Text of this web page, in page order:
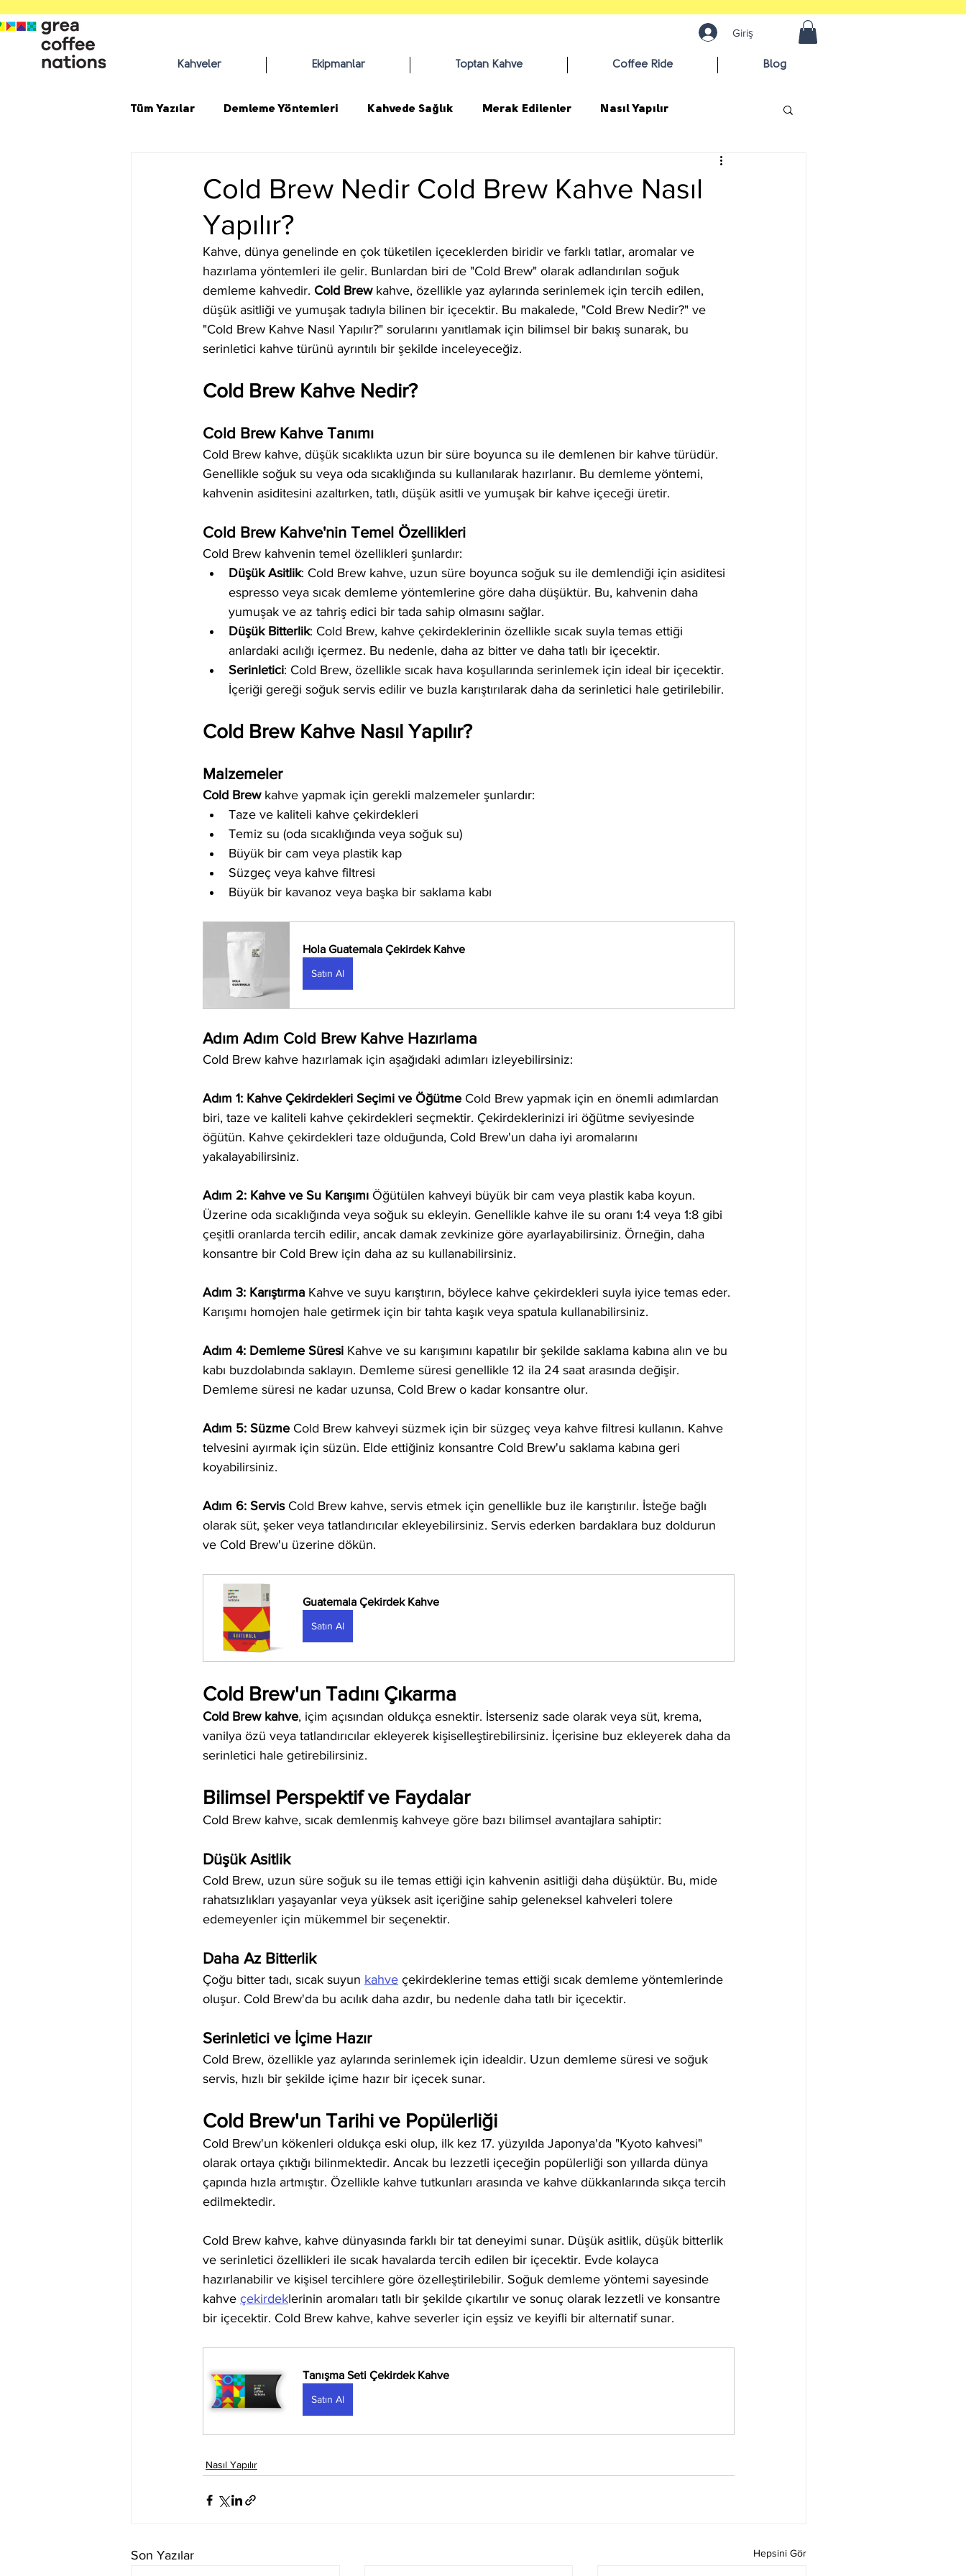
Giriş
Kahveler Ekipmanlar Toptan Kahve Coffee Ride Blog
Tüm Yazılar Demleme Yöntemleri Kahvede Sağlık Merak Edilenler Nasıl Yapılır
Cold Brew Nedir Cold Brew Kahve Nasıl
Yapılır?
Kahve, dünya genelinde en çok tüketilen içeceklerden biridir ve farklı tatlar, aromalar ve
hazırlama yöntemleri ile gelir. Bunlardan biri de "Cold Brew" olarak adlandırılan soğuk
demleme kahvedir. Cold Brew kahve, özellikle yaz aylarında serinlemek için tercih edilen,
düşük asitliği ve yumuşak tadıyla bilinen bir içecektir. Bu makalede, "Cold Brew Nedir?" ve
"Cold Brew Kahve Nasıl Yapılır?" sorularını yanıtlamak için bilimsel bir bakış sunarak, bu
serinletici kahve türünü ayrıntılı bir şekilde inceleyeceğiz.
Cold Brew Kahve Nedir?
Cold Brew Kahve Tanımı
Cold Brew kahve, düşük sıcaklıkta uzun bir süre boyunca su ile demlenen bir kahve türüdür.
Genellikle soğuk su veya oda sıcaklığında su kullanılarak hazırlanır. Bu demleme yöntemi,
kahvenin asiditesini azaltırken, tatlı, düşük asitli ve yumuşak bir kahve içeceği üretir.
Cold Brew Kahve'nin Temel Özellikleri
Cold Brew kahvenin temel özellikleri şunlardır:
Düşük Asitlik: Cold Brew kahve, uzun süre boyunca soğuk su ile demlendiği için asiditesi
espresso veya sıcak demleme yöntemlerine göre daha düşüktür. Bu, kahvenin daha
yumuşak ve az tahriş edici bir tada sahip olmasını sağlar.
Düşük Bitterlik: Cold Brew, kahve çekirdeklerinin özellikle sıcak suyla temas ettiği
anlardaki acılığı içermez. Bu nedenle, daha az bitter ve daha tatlı bir içecektir.
Serinletici: Cold Brew, özellikle sıcak hava koşullarında serinlemek için ideal bir içecektir.
İçeriği gereği soğuk servis edilir ve buzla karıştırılarak daha da serinletici hale getirilebilir.
Cold Brew Kahve Nasıl Yapılır?
Malzemeler
Cold Brew kahve yapmak için gerekli malzemeler şunlardır:
Taze ve kaliteli kahve çekirdekleri
Temiz su (oda sıcaklığında veya soğuk su)
Büyük bir cam veya plastik kap
Süzgeç veya kahve filtresi
Büyük bir kavanoz veya başka bir saklama kabı
Hola Guatemala Çekirdek Kahve
Satın Al
Adım Adım Cold Brew Kahve Hazırlama
Cold Brew kahve hazırlamak için aşağıdaki adımları izleyebilirsiniz:
Adım 1: Kahve Çekirdekleri Seçimi ve Öğütme Cold Brew yapmak için en önemli adımlardan
biri, taze ve kaliteli kahve çekirdekleri seçmektir. Çekirdeklerinizi iri öğütme seviyesinde
öğütün. Kahve çekirdekleri taze olduğunda, Cold Brew'un daha iyi aromalarını
yakalayabilirsiniz.
Adım 2: Kahve ve Su Karışımı Öğütülen kahveyi büyük bir cam veya plastik kaba koyun.
Üzerine oda sıcaklığında veya soğuk su ekleyin. Genellikle kahve ile su oranı 1:4 veya 1:8 gibi
çeşitli oranlarda tercih edilir, ancak damak zevkinize göre ayarlayabilirsiniz. Örneğin, daha
konsantre bir Cold Brew için daha az su kullanabilirsiniz.
Adım 3: Karıştırma Kahve ve suyu karıştırın, böylece kahve çekirdekleri suyla iyice temas eder.
Karışımı homojen hale getirmek için bir tahta kaşık veya spatula kullanabilirsiniz.
Adım 4: Demleme Süresi Kahve ve su karışımını kapatılır bir şekilde saklama kabına alın ve bu
kabı buzdolabında saklayın. Demleme süresi genellikle 12 ila 24 saat arasında değişir.
Demleme süresi ne kadar uzunsa, Cold Brew o kadar konsantre olur.
Adım 5: Süzme Cold Brew kahveyi süzmek için bir süzgeç veya kahve filtresi kullanın. Kahve
telvesini ayırmak için süzün. Elde ettiğiniz konsantre Cold Brew'u saklama kabına geri
koyabilirsiniz.
Adım 6: Servis Cold Brew kahve, servis etmek için genellikle buz ile karıştırılır. İsteğe bağlı
olarak süt, şeker veya tatlandırıcılar ekleyebilirsiniz. Servis ederken bardaklara buz doldurun
ve Cold Brew'u üzerine dökün.
Guatemala Çekirdek Kahve
Satın Al
Cold Brew'un Tadını Çıkarma
Cold Brew kahve, içim açısından oldukça esnektir. İsterseniz sade olarak veya süt, krema,
vanilya özü veya tatlandırıcılar ekleyerek kişiselleştirebilirsiniz. İçerisine buz ekleyerek daha da
serinletici hale getirebilirsiniz.
Bilimsel Perspektif ve Faydalar
Cold Brew kahve, sıcak demlenmiş kahveye göre bazı bilimsel avantajlara sahiptir:
Düşük Asitlik
Cold Brew, uzun süre soğuk su ile temas ettiği için kahvenin asitliği daha düşüktür. Bu, mide
rahatsızlıkları yaşayanlar veya yüksek asit içeriğine sahip geleneksel kahveleri tolere
edemeyenler için mükemmel bir seçenektir.
Daha Az Bitterlik
Çoğu bitter tadı, sıcak suyun kahve çekirdeklerine temas ettiği sıcak demleme yöntemlerinde
oluşur. Cold Brew'da bu acılık daha azdır, bu nedenle daha tatlı bir içecektir.
Serinletici ve İçime Hazır
Cold Brew, özellikle yaz aylarında serinlemek için idealdir. Uzun demleme süresi ve soğuk
servis, hızlı bir şekilde içime hazır bir içecek sunar.
Cold Brew'un Tarihi ve Popülerliği
Cold Brew'un kökenleri oldukça eski olup, ilk kez 17. yüzyılda Japonya'da "Kyoto kahvesi"
olarak ortaya çıktığı bilinmektedir. Ancak bu lezzetli içeceğin popülerliği son yıllarda dünya
çapında hızla artmıştır. Özellikle kahve tutkunları arasında ve kahve dükkanlarında sıkça tercih
edilmektedir.
Cold Brew kahve, kahve dünyasında farklı bir tat deneyimi sunar. Düşük asitlik, düşük bitterlik
ve serinletici özellikleri ile sıcak havalarda tercih edilen bir içecektir. Evde kolayca
hazırlanabilir ve kişisel tercihlere göre özelleştirilebilir. Soğuk demleme yöntemi sayesinde
kahve çekirdeklerinin aromaları tatlı bir şekilde çıkartılır ve sonuç olarak lezzetli ve konsantre
bir içecektir. Cold Brew kahve, kahve severler için eşsiz ve keyifli bir alternatif sunar.
Tanışma Seti Çekirdek Kahve
Satın Al
Nasıl Yapılır
Son Yazılar Hepsini Gör